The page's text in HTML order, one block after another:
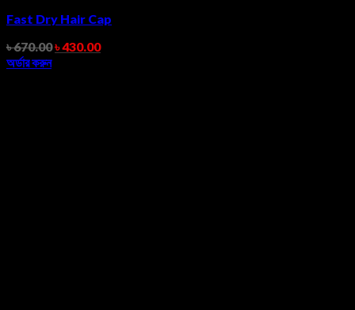
Fast Dry Hair Cap
৳670.00৳430.00
অর্ডার করুন